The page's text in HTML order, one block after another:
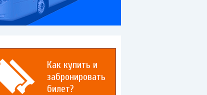
Как купить и
забронировать
билет?